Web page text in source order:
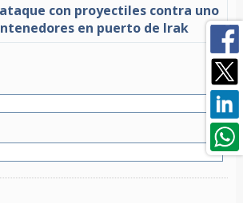
con proyectiles contra uno
en puerto de Irak